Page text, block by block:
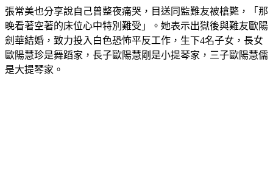
張常美也分享說自己曾整夜痛哭，目送同監難友被槍斃，「那
晚看著空著的床位心中特別難受」。她表示出獄後與難友歐陽
劍華結婚，致力投入白色恐怖平反工作，生下4名子女，長女
歐陽慧珍是舞蹈家，長子歐陽慧剛是小提琴家，三子歐陽慧儒
是大提琴家。